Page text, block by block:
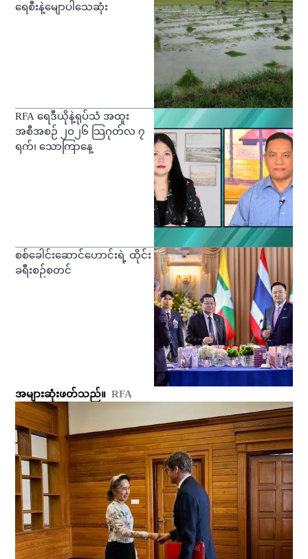
ရေစီးနဲ့မျောပါသေဆုံး
RFA ရေဒီယိုနဲ့ရုပ်သံ အထူး
အစီအစဉ် ၂ဝ၂၆ သြဂုတ်လ ၇
ရက်၊ သောကြာနေ့
စစ်ခေါင်းဆောင်ဟောင်းရဲ့ ထိုင်း
ခရီးစဉ်စတင်
အများဆုံးဖတ်သည်။ RFA